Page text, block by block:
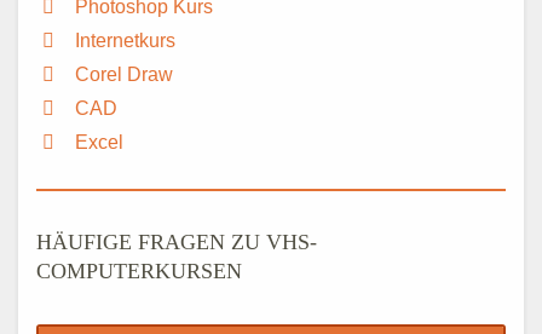
Photoshop Kurs
Internetkurs
Corel Draw
CAD
Excel
HÄUFIGE FRAGEN ZU VHS-
COMPUTERKURSEN